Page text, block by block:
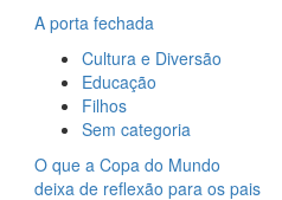
A porta fechada
Cultura e Diversão
Educação
Filhos
Sem categoria
O que a Copa do Mundo
deixa de reflexão para os pais